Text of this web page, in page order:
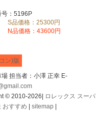
号：5196P
S品価格：25300円
N品価格：43600円
ン)版
担当者：小澤 正幸 E-
© 2010-2026| ロレックス スーパ
おすすめ | sitemap |